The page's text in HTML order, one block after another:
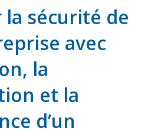
sécurité de
avec
la
et la
d’un